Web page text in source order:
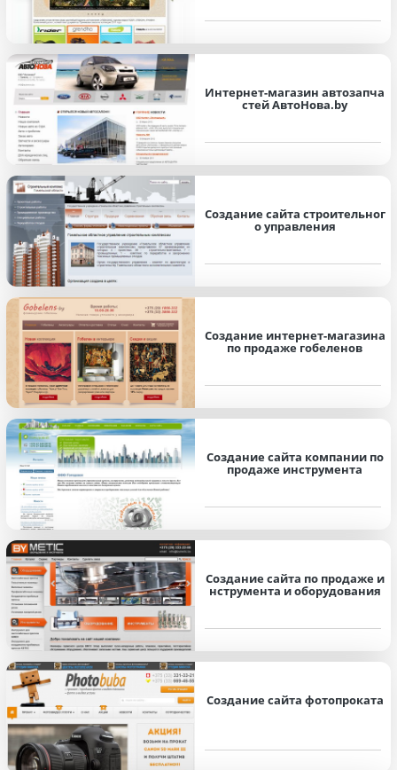
Интернет-магазин автозапча
стей АвтоНова.by
Создание сайта строительног
о управления
Создание интернет-магазина
по продаже гобеленов
Создание сайта компании по
продаже инструмента
Создание сайта по продаже и
нструмента и оборудования
Создание сайта фотопроката